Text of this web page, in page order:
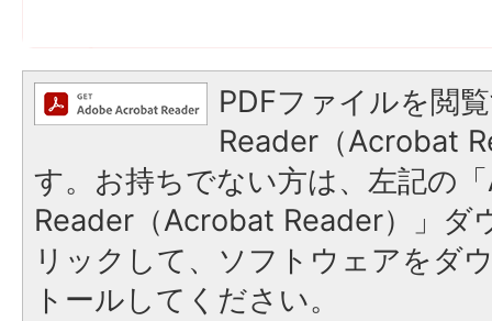
PDFファイルを閲
Reader（Acrobat
す。お持ちでない方は、左記の
Reader（Acrobat Reader）」ダ
リックして、ソフトウェアをダ
トールしてください。